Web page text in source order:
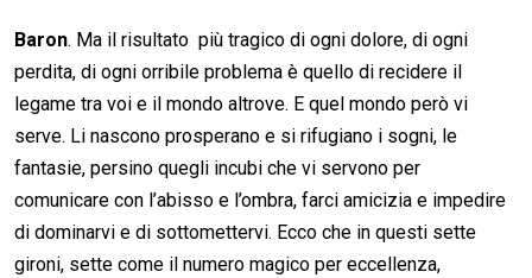
Baron. Ma il risultato più tragico di ogni dolore, di ogni
perdita, di ogni orribile problema è quello di recidere il
legame tra voi e il mondo altrove. E quel mondo però vi
serve. Li nascono prosperano e si rifugiano i sogni, le
fantasie, persino quegli incubi che vi servono per
comunicare con l’abisso e l’ombra, farci amicizia e impedire
di dominarvi e di sottomettervi. Ecco che in questi sette
gironi, sette come il numero magico per eccellenza,